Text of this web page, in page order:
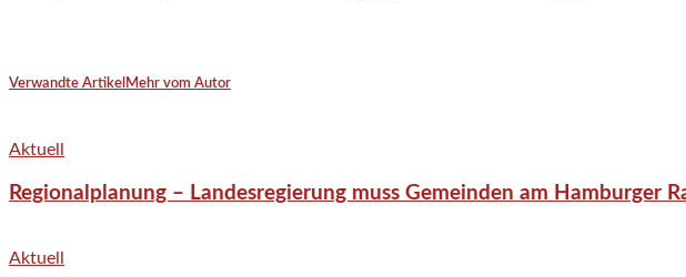
Verwandte Artikel Mehr vom Autor
Aktuell
Regionalplanung – Landesregierung muss Gemeinden am Hamburger
Aktuell